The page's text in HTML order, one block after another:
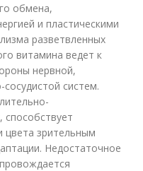
обмена,
и пластическими
разветвленных
витамина ведет к
нервной,
систем.
способствует
зрительным
Недостаточное